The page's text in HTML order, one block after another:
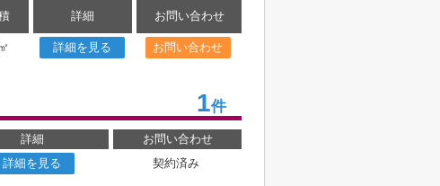
詳細 お問い合わせ
詳細を見る お問い合わせ
1件
詳細 お問い合わせ
詳細を見る
契約済み